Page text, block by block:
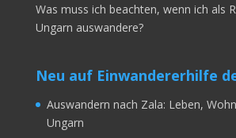
Was muss ich beachten, wenn ich als
Ungarn auswandere?
Neu auf Einwandererhilfe
Auswandern nach Zala: Leben,
Ungarn